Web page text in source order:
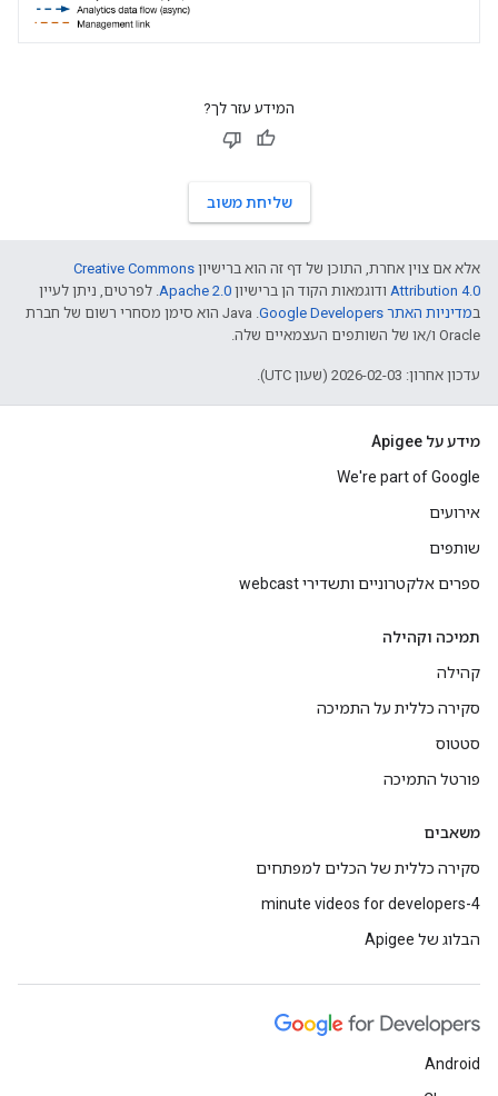
המידע עזר לך?
שליחת משוב
אלא אם צוין אחרת, התוכן של דף זה הוא ברישיון Creative Commons
Attribution 4.0 ודוגמאות הקוד הן ברישיון Apache 2.0 . לפרטים, ניתן לעיין
במדיניות האתר Google Developers‏
.‏ Java הוא סימן מסחרי רשום של חברת
Oracle ו/או של השותפים העצמאיים שלה.
עדכון אחרון: 2026-02-03 (שעון UTC).
מידע על Apigee
We're part of Google
אירועים
שותפים
ספרים אלקטרוניים ותשדירי webcast
תמיכה וקהילה
קהילה
סקירה כללית על התמיכה
סטטוס
פורטל התמיכה
משאבים
סקירה כללית של הכלים למפתחים
4-minute videos for developers
הבלוג של Apigee
Android